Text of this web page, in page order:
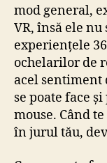
mod general,
VR, însă ele
experiențele
ochelarilor de
acel
se poate face
mouse. Când
în jurul tău,